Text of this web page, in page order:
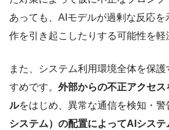
あっても、AIモデルが過剰な反応
作を引き起こしたりする可能性を軽
また、システム利用環境全体を保
すめです。 外部からの不正アクセ
ルをはじめ、異常な通信を検知・警
システム）の配置によってAIシス